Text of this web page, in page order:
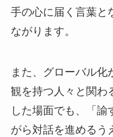
手の心に届く言葉と
ながります。
また、グローバル化
観を持つ人々と関わ
した場面でも、「諭
がら対話を進めるう